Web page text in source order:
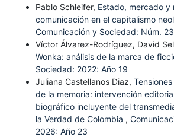
Pablo Schleifer, Estado, mercado y
comunicación en el capitalismo
Comunicación y Sociedad: Núm.
Víctor Álvarez-Rodríguez, David
Wonka: análisis de la marca de
Sociedad: 2022: Año 19
Juliana Castellanos Diaz,
de la memoria: intervención
biográfico incluyente del
la Verdad de Colombia ,
2026: Año 23